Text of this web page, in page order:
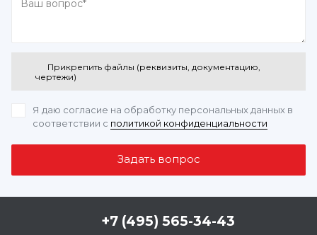
Прикрепить файлы (реквизиты, документацию,
чертежи)
Я даю согласие на обработку персональных данных в
соответствии с политикой конфиденциальности
+7 (495) 565-34-43